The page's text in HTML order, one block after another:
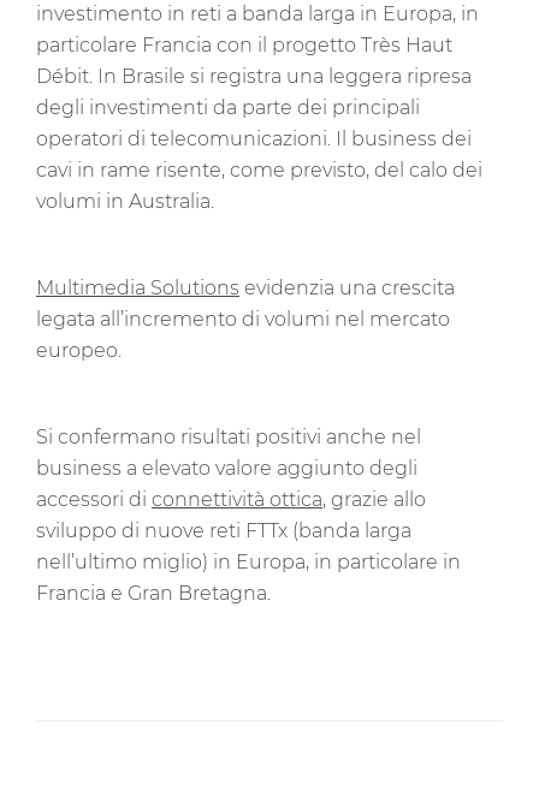
investimento in reti a banda larga in Europa, in
particolare Francia con il progetto Très Haut
Débit. In Brasile si registra una leggera ripresa
degli investimenti da parte dei principali
operatori di telecomunicazioni. Il business dei
cavi in rame risente, come previsto, del calo dei
volumi in Australia.
Multimedia Solutions evidenzia una crescita
legata all’incremento di volumi nel mercato
europeo.
Si confermano risultati positivi anche nel
business a elevato valore aggiunto degli
accessori di connettività ottica, grazie allo
sviluppo di nuove reti FTTx (banda larga
nell’ultimo miglio) in Europa, in particolare in
Francia e Gran Bretagna.